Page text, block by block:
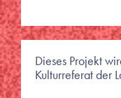
Dieses Projekt
Kulturreferat der